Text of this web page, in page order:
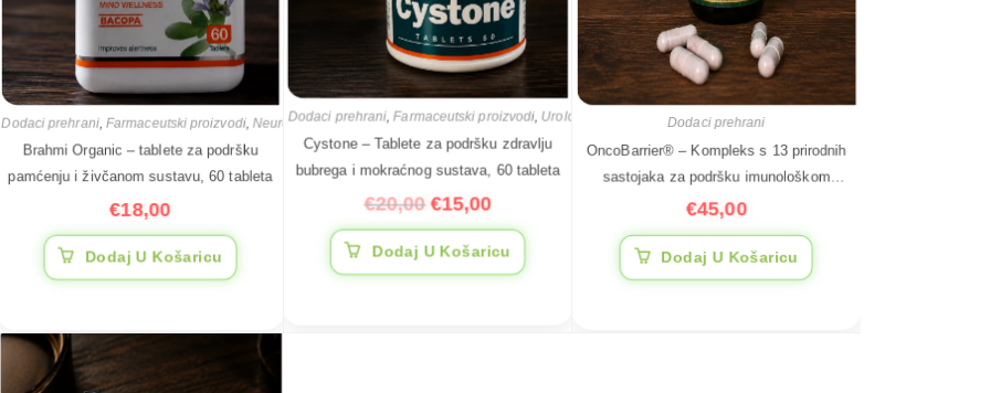
Dodaci prehrani, Farmaceutski proizvodi, Neurološki lijekovi
Brahmi Organic – tablete za podršku
pamćenju i živčanom sustavu, 60 tableta
€18,00
Dodaj U Košaricu
Dodaci prehrani,Farmaceutski proizvodi, Urologija
Cystone – Tablete za podršku zdravlju
bubrega i mokraćnog sustava, 60 tableta
€20,00€15,00
Dodaj U Košaricu
Dodaci prehrani
OncoBarrier® – Kompleks s 13 prirodnih
sastojaka za podršku imunološkom
sustavu, 60 kapsula
€45,00
Dodaj U Košaricu